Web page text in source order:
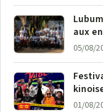
aux
05/08/
01/08/